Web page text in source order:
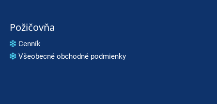
Požičovňa
Cenník
Všeobecné obchodné podmienky